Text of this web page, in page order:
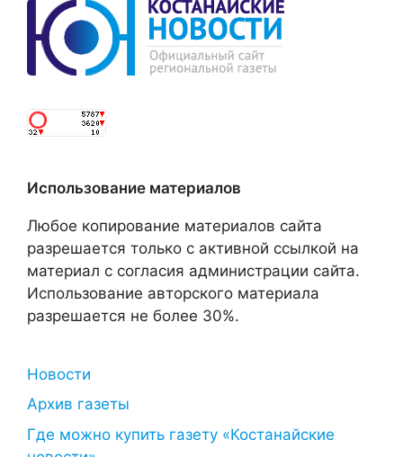
Использование материалов
Любое копирование материалов сайта
разрешается только с активной ссылкой на
материал с согласия администрации сайта.
Использование авторского материала
разрешается не более 30%.
Новости
Архив газеты
Где можно купить газету «Костанайские